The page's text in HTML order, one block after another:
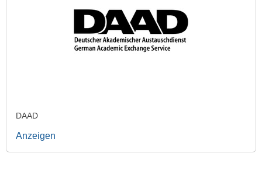
DAAD
Anzeigen